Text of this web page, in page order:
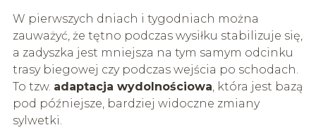
W pierwszych dniach i tygodniach można
zauważyć, że tętno podczas wysiłku stabilizuje się,
a zadyszka jest mniejsza na tym samym odcinku
trasy biegowej czy podczas wejścia po schodach.
To tzw. adaptacja wydolnościowa, która jest bazą
pod późniejsze, bardziej widoczne zmiany
sylwetki.